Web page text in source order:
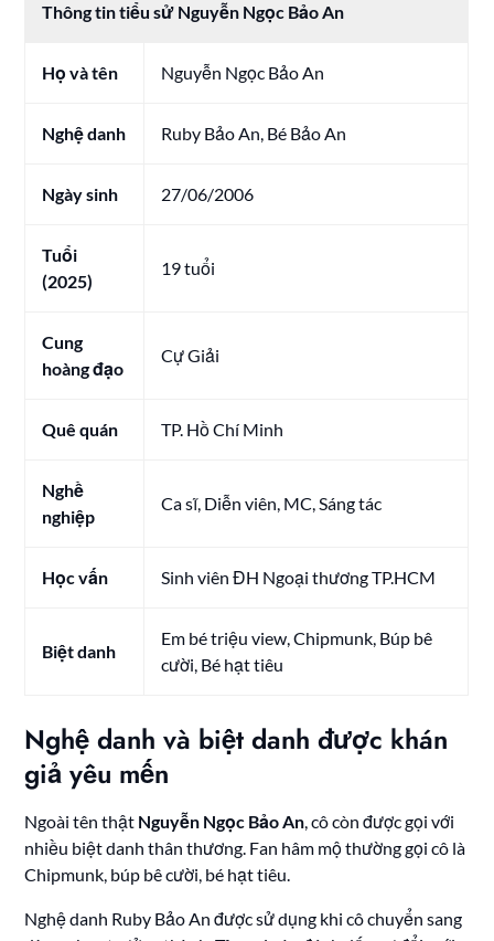
Thông tin tiểu sử Nguyễn Ngọc Bảo An
Họ và tên Nguyễn Ngọc Bảo An
Nghệ danh Ruby Bảo An, Bé Bảo An
Ngày sinh 27/06/2006
Tuổi
(2025)
19 tuổi
Cung
hoàng đạo
Cự Giải
Quê quán TP. Hồ Chí Minh
Nghề
nghiệp
Ca sĩ, Diễn viên, MC, Sáng tác
Học vấn Sinh viên ĐH Ngoại thương TP.HCM
Biệt danh
Em bé triệu view, Chipmunk, Búp bê
cười, Bé hạt tiêu
Nghệ danh và biệt danh được khán
giả yêu mến
Ngoài tên thật Nguyễn Ngọc Bảo An, cô còn được gọi với
nhiều biệt danh thân thương. Fan hâm mộ thường gọi cô là
Chipmunk, búp bê cười, bé hạt tiêu.
Nghệ danh Ruby Bảo An được sử dụng khi cô chuyển sang